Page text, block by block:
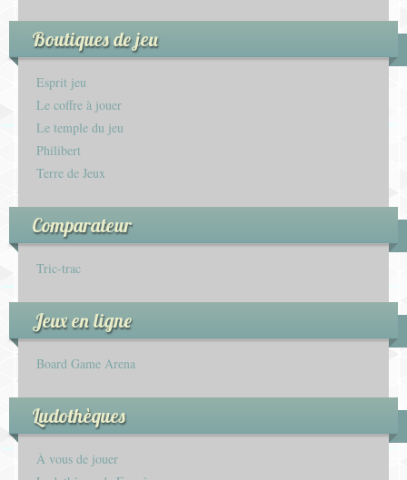
Boutiques de jeu
Esprit jeu
Le coffre à jouer
Le temple du jeu
Philibert
Terre de Jeux
Comparateur
Tric-trac
Jeux en ligne
Board Game Arena
Ludothèques
À vous de jouer